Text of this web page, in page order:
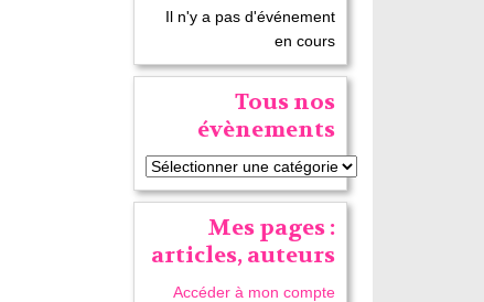
Il n'y a pas d'événement
en cours
Tous nos
évènements
Mes pages :
articles, auteurs
Accéder à mon compte